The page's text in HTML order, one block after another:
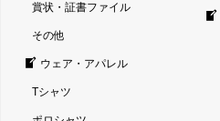
賞状・証書ファイル
その他
ウェア・アパレル
Tシャツ